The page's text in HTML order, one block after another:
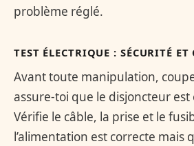
problème réglé.
TEST ÉLECTRIQUE : SÉCURITÉ
Avant toute manipulation,
assure-toi que le disjoncteur
Vérifie le câble, la prise et le
l’alimentation est correcte mais